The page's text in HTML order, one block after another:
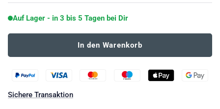
Auf Lager - in 3 bis 5 Tagen bei Dir
In den Warenkorb
Sichere Transaktion